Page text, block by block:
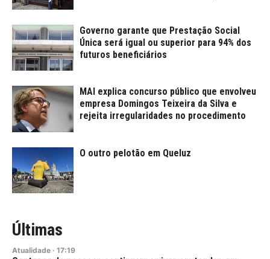
Governo garante que Prestação Social
Única será igual ou superior para 94% dos
futuros beneficiários
MAI explica concurso público que envolveu
empresa Domingos Teixeira da Silva e
rejeita irregularidades no procedimento
O outro pelotão em Queluz
Últimas
Atualidade · 17:19